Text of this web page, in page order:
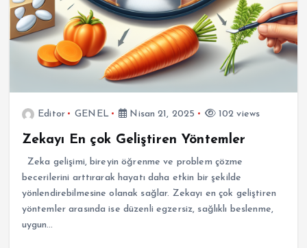
Editor GENEL Nisan 21, 2025 102 views
Zekayı En çok Geliştiren Yöntemler
Zeka gelişimi, bireyin öğrenme ve problem çözme
becerilerini arttırarak hayatı daha etkin bir şekilde
yönlendirebilmesine olanak sağlar. Zekayı en çok geliştiren
yöntemler arasında ise düzenli egzersiz, sağlıklı beslenme,
uygun…